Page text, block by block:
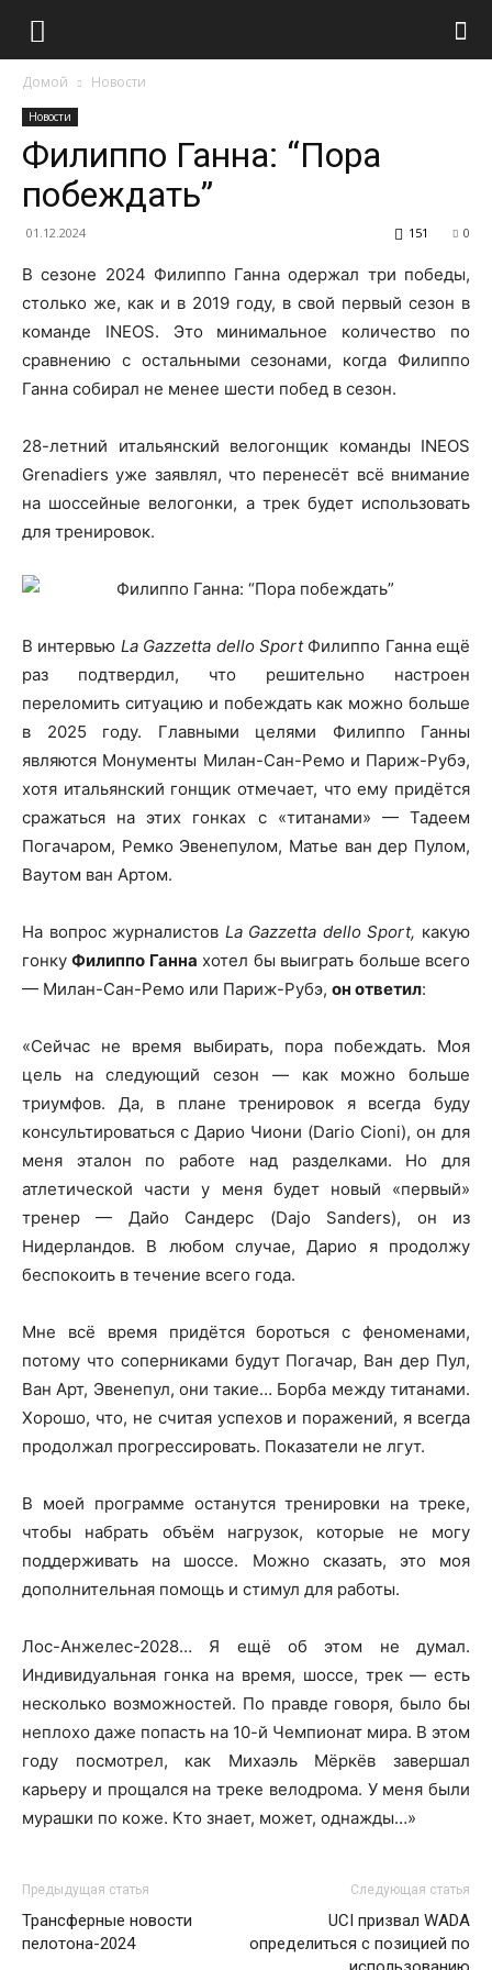
Домой Новости
Новости
Филиппо Ганна: “Пора
побеждать”
01.12.2024 0
151
В сезоне 2024 Филиппо Ганна одержал три победы,
столько же, как и в 2019 году, в свой первый сезон в
команде INEOS. Это минимальное количество по
сравнению с остальными сезонами, когда Филиппо
Ганна собирал не менее шести побед в сезон.
28-летний итальянский велогонщик команды INEOS
Grenadiers уже заявлял, что перенесёт всё внимание
на шоссейные велогонки, а трек будет использовать
для тренировок.
В интервью La Gazzetta dello SportФилиппо Ганна ещё
раз подтвердил, что решительно настроен
переломить ситуацию и побеждать как можно больше
в 2025 году. Главными целями Филиппо Ганны
являются Монументы Милан-Сан-Ремо и Париж-Рубэ,
хотя итальянский гонщик отмечает, что ему придётся
сражаться на этих гонках с «титанами» — Тадеем
Погачаром, Ремко Эвенепулом, Матье ван дер Пулом,
Ваутом ван Артом.
На вопрос журналистов La Gazzetta dello Sport, какую
гонкуФилиппо Ганна хотел бы выиграть больше всего
— Милан-Сан-Ремо или Париж-Рубэ, он ответил:
«Сейчас не время выбирать, пора побеждать. Моя
цель на следующий сезон — как можно больше
триумфов. Да, в плане тренировок я всегда буду
консультироваться с Дарио Чиони (Dario Cioni), он для
меня эталон по работе над разделками. Но для
атлетической части у меня будет новый «первый»
тренер — Дайо Сандерс (Dajo Sanders), он из
Нидерландов. В любом случае, Дарио я продолжу
беспокоить в течение всего года.
Мне всё время придётся бороться с феноменами,
потому что соперниками будут Погачар, Ван дер Пул,
Ван Арт, Эвенепул, они такие… Борба между титанами.
Хорошо, что, не считая успехов и поражений, я всегда
продолжал прогрессировать. Показатели не лгут.
В моей программе останутся тренировки на треке,
чтобы набрать объём нагрузок, которые не могу
поддерживать на шоссе. Можно сказать, это моя
дополнительная помощь и стимул для работы.
Лос-Анжелес-2028… Я ещё об этом не думал.
Индивидуальная гонка на время, шоссе, трек — есть
несколько возможностей. По правде говоря, было бы
неплохо даже попасть на 10-й Чемпионат мира. В этом
году посмотрел, как Михаэль Мёркёв завершал
карьеру и прощался на треке велодрома. У меня были
мурашки по коже. Кто знает, может, однажды…»
Предыдущая статья
Трансферные новости
пелотона-2024
Следующая статья
UCI призвал WADA
определиться с позицией по